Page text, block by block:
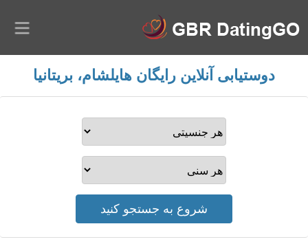
دوستیابی آنلاین رایگان هایلشام، بریتانیا